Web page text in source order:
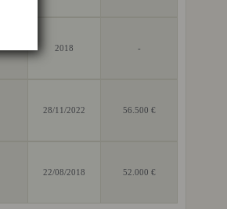
2018 -
28/11/2022 56.500 €
22/08/2018 52.000 €